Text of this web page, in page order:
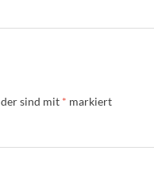
sind mit * markiert